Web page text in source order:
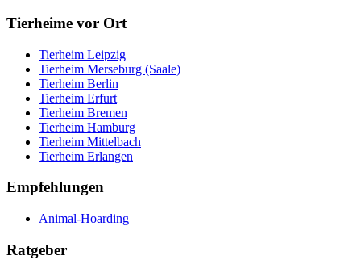
Tierheime vor Ort
Tierheim Leipzig
Tierheim Merseburg (Saale)
Tierheim Berlin
Tierheim Erfurt
Tierheim Bremen
Tierheim Hamburg
Tierheim Mittelbach
Tierheim Erlangen
Empfehlungen
Animal-Hoarding
Ratgeber